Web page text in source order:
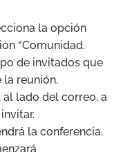
la opción
“Comunidad.
de invitados que
la reunión.
lado del correo, a
la conferencia.